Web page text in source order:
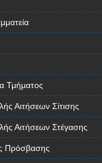
Τμήματος
Αιτήσεων Σίτισης
Αιτήσεων Στέγασης
Πρόσβασης